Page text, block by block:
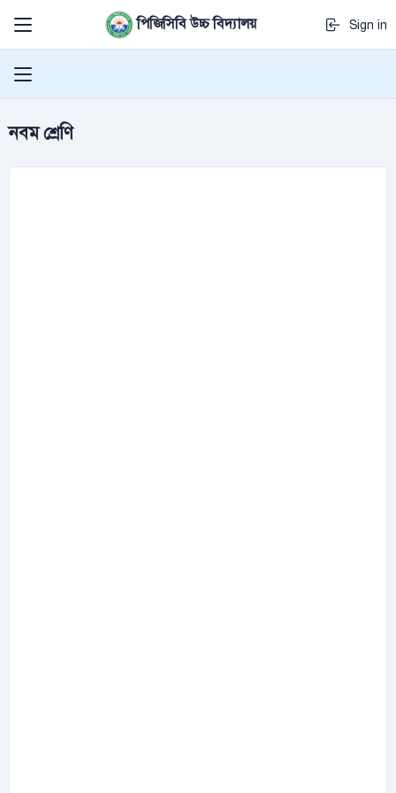
পিজিসিবি উচ্চ বিদ্যালয় Sign in
নবম শ্রেণি